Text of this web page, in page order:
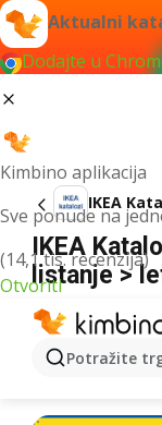
Aktualni
Dodajte u
Kimbino aplikacija
Sve ponude na
(14,1 tis. recenzija)
Otvoriti
Potražite
IKEA
IKEA
listanje >